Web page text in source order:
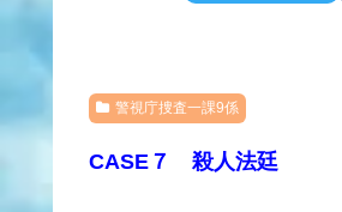
警視庁捜査一課9係
CASE７ 殺人法廷